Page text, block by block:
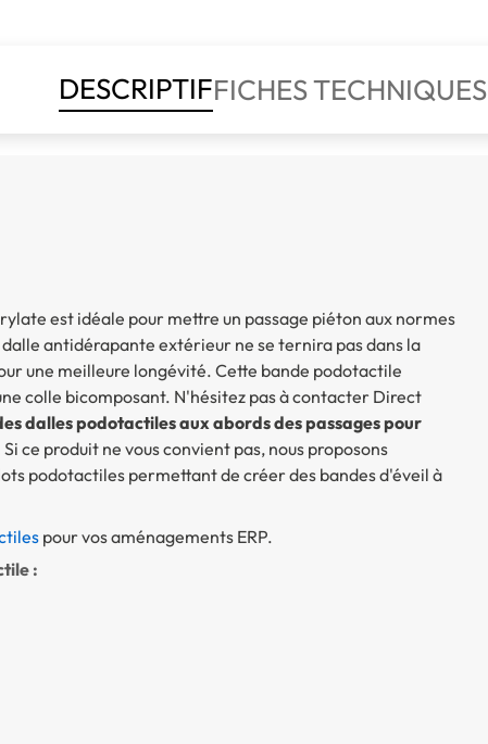
DESCRIPTIFFICHES TECHNIQUES
est idéale pour mettre un passage piéton aux normes
antidérapante extérieur ne se ternira pas dans la
une meilleure longévité. Cette bande podotactile
colle bicomposant. N'hésitez pas à contacter Direct
dalles podotactiles aux abords des passages pour
Si ce produit ne vous convient pas, nous proposons
podotactiles permettant de créer des bandes d'éveil à
pour vos aménagements ERP.
: